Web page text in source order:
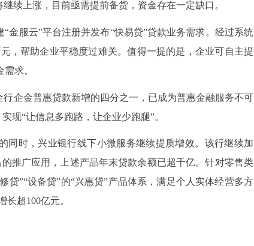
续上涨，目前亟需提前备货，资金存在一定缺口。
金服云”平台注册并发布“快易贷”贷款业务需求。经过系统
，帮助企业平稳度过难关。值得一提的是，企业可自主提
求。
企金普惠贷款新增的四分之一，已成为普惠金融服务不可
现“让信息多跑路，让企业少跑腿”。
同时，兴业银行线下小微服务继续提质增效。该行继续加
推广应用，上述产品年末贷款余额已超千亿。针对零售类
贷”“设备贷”的“兴惠贷”产品体系，满足个人实体经营多方
超100亿元。